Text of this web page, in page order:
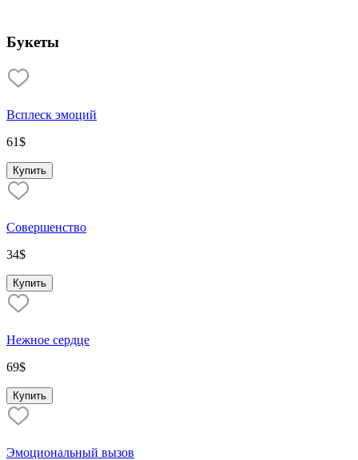
Букеты
Всплеск эмоций
61$
Купить
Совершенство
34$
Купить
Нежное сердце
69$
Купить
Эмоциональный вызов